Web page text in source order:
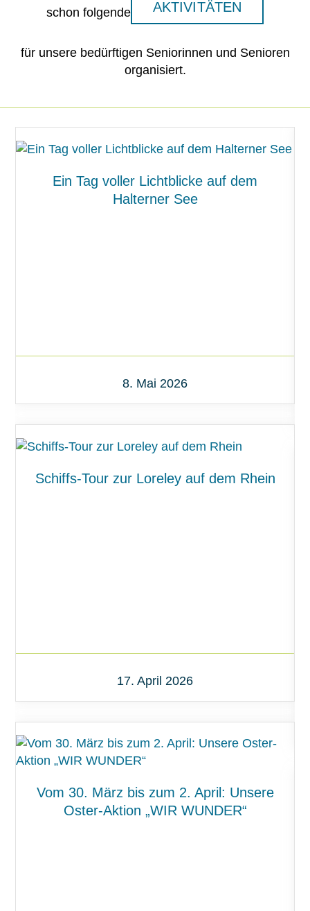
schon folgende AKTIVITÄTEN
für unsere bedürftigen Seniorinnen und Senioren
organisiert.
Ein Tag voller Lichtblicke auf dem
Halterner See
8. Mai 2026
Schiffs-Tour zur Loreley auf dem Rhein
17. April 2026
Vom 30. März bis zum 2. April: Unsere
Oster-Aktion „WIR WUNDER“